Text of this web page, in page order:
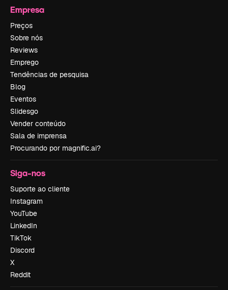
Empresa
Preços
Sobre nós
Reviews
Emprego
Tendências de pesquisa
Blog
Eventos
Slidesgo
Vender conteúdo
Sala de imprensa
Procurando por magnific.ai?
Siga-nos
Suporte ao cliente
Instagram
YouTube
LinkedIn
TikTok
Discord
X
Reddit